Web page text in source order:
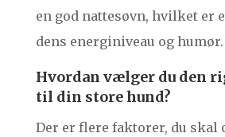
en god nattesøvn, hvilket er
dens energiniveau og humør.
Hvordan vælger du den
til din store hund?
Der er flere faktorer, du skal